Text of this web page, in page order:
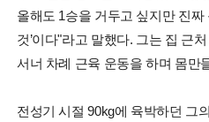
올해도 1승을 거두고 싶지만 진짜
것’이다"라고 말했다. 그는 집 근
서너 차례 근육 운동을 하며 몸만
전성기 시절 90kg에 육박하던 그